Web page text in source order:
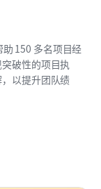
150 多名项目经
破性的项目执
以提升团队绩